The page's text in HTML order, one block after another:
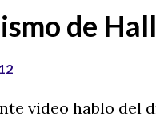
de
video hablo del